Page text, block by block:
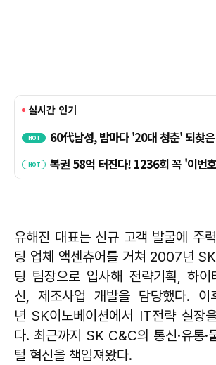
유해진 대표는 신규 고객 발굴에 주
팅 업체 액센츄어를 거쳐 2007년
팅 팀장으로 입사해 전략기획, 하이
신, 제조사업 개발을 담당했다.
년 SK이노베이션에서 IT전략 실장
다. 최근까지 SK C&C의 통신·유통·
털 혁신을 책임져왔다.